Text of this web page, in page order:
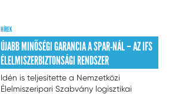
közreműködésével.
HÍREK
ÚJABB MINŐSÉGI GARANCIA A SPAR-NÁL – AZ IFS
ÉLELMISZERBIZTONSÁGI RENDSZER
Idén is teljesítette a Nemzetközi
Élelmiszeripari Szabvány logisztikai